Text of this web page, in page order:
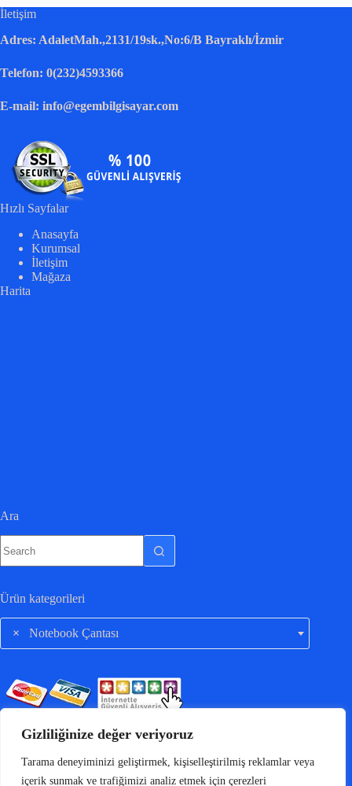
Gizliliğinize değer veriyoruz
Tarama deneyiminizi geliştirmek, kişiselleştirilmiş reklamlar veya
içerik sunmak ve trafiğimizi analiz etmek için çerezleri
İletişim
Adres: AdaletMah.,2131/19sk.,No:6/B Bayraklı/İzmir
Telefon: 0(232)4593366
E-mail: info@egembilgisayar.com
Hızlı Sayfalar
Anasayfa
Kurumsal
İletişim
Mağaza
Harita
Ara
Ürün kategorileri
× Notebook Çantası